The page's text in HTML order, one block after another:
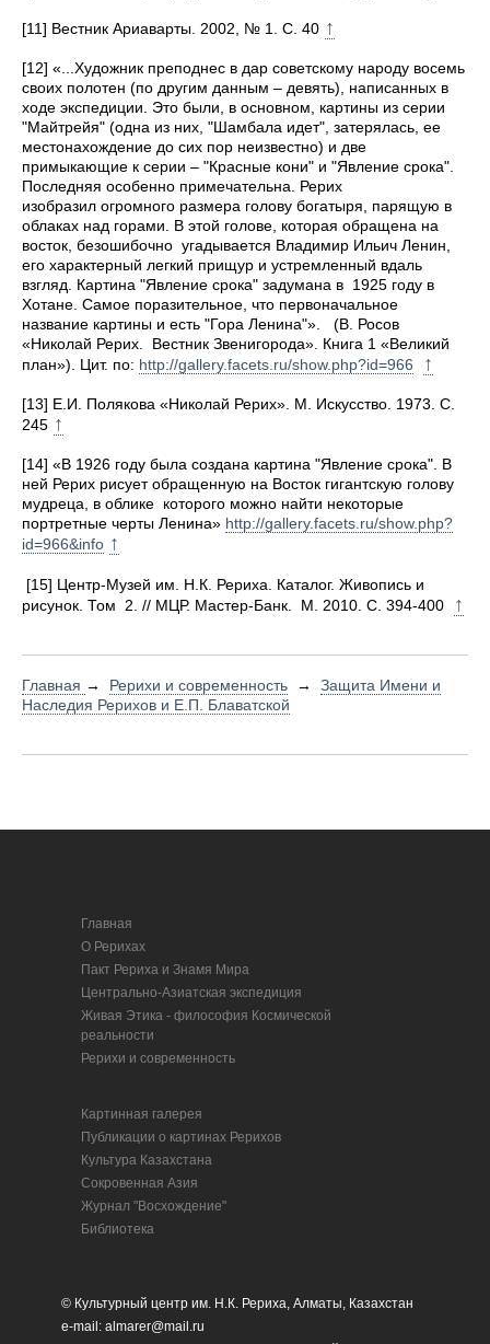
[11] Вестник Ариаварты. 2002, № 1. С. 40 ↑
[12] «...Художник преподнес в дар советскому народу восемь
своих полотен (по другим данным – девять), написанных в
ходе экспедиции. Это были, в основном, картины из серии
"Майтрейя" (одна из них, "Шамбала идет", затерялась, ее
местонахождение до сих пор неизвестно) и две
примыкающие к серии – "Красные кони" и "Явление срока".
Последняя особенно примечательна. Рерих
изобразил огромного размера голову богатыря, парящую в
облаках над горами. В этой голове, которая обращена на
восток, безошибочно угадывается Владимир Ильич Ленин,
его характерный легкий прищур и устремленный вдаль
взгляд. Картина "Явление срока" задумана в 1925 году в
Хотане. Самое поразительное, что первоначальное
название картины и есть "Гора Ленина"». (В. Росов
«Николай Рерих. Вестник Звенигорода». Книга 1 «Великий
план»). Цит. по: http://gallery.facets.ru/show.php?id=966 ↑
[13] Е.И. Полякова «Николай Рерих». М. Искусство. 1973. С.
245 ↑
[14] «В 1926 году была создана картина "Явление срока". В
ней Рерих рисует обращенную на Восток гигантскую голову
мудреца, в облике которого можно найти некоторые
портретные черты Ленина» http://gallery.facets.ru/show.php?
id=966&info ↑
[15] Центр-Музей им. Н.К. Рериха. Каталог. Живопись и
рисунок. Том 2. // МЦР. Мастер-Банк. М. 2010. С. 394-400
↑
Главная → Рерихи и современность → Защита Имени и
Наследия Рерихов и Е.П. Блаватской
Главная
О Рерихах
Пакт Рериха и Знамя Мира
Центрально-Азиатская экспедиция
Живая Этика - философия Космической
реальности
Рерихи и современность
Картинная галерея
Публикации о картинах Рерихов
Культура Казахстана
Сокровенная Азия
Журнал "Восхождение"
Библиотека
© Культурный центр им. Н.К. Рериха, Алматы, Казахстан
e-mail: almarer@mail.ru